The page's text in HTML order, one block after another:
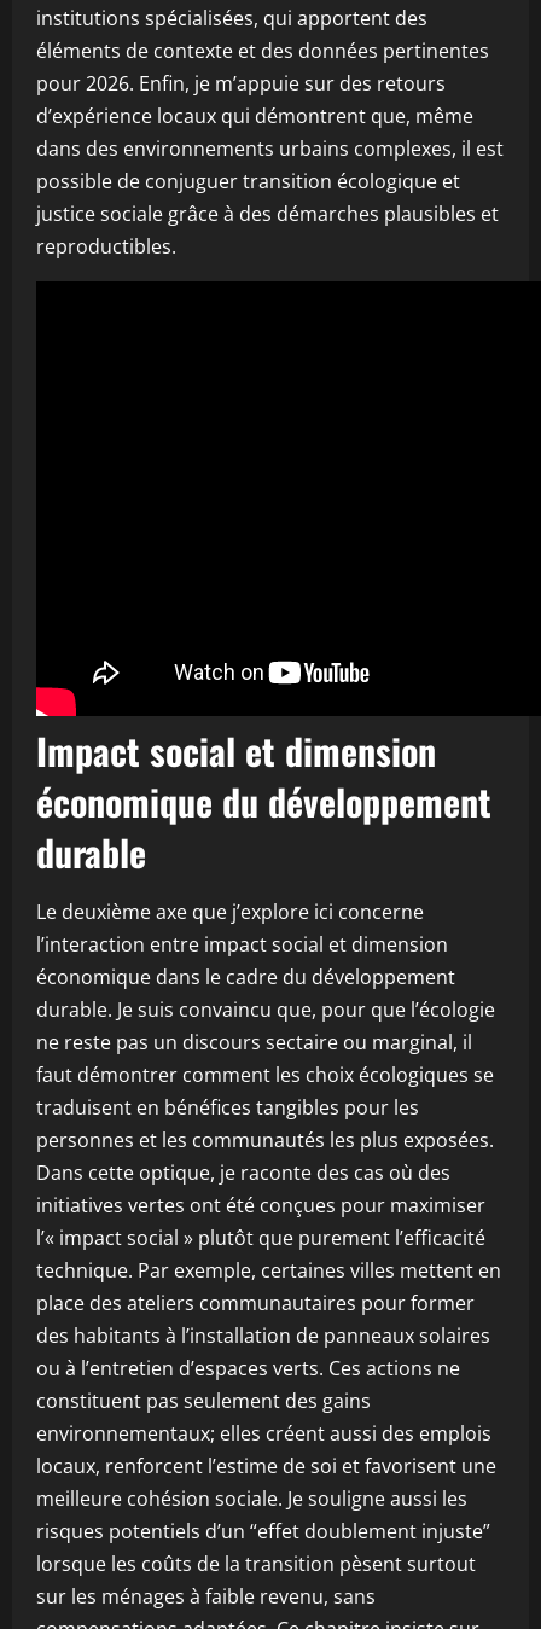
institutions spécialisées, qui apportent des
éléments de contexte et des données pertinentes
pour 2026. Enfin, je m’appuie sur des retours
d’expérience locaux qui démontrent que, même
dans des environnements urbains complexes, il est
possible de conjuguer transition écologique et
justice sociale grâce à des démarches plausibles et
reproductibles.
Impact social et dimension
économique du développement
durable
Le deuxième axe que j’explore ici concerne
l’interaction entre impact social et dimension
économique dans le cadre du développement
durable. Je suis convaincu que, pour que l’écologie
ne reste pas un discours sectaire ou marginal, il
faut démontrer comment les choix écologiques se
traduisent en bénéfices tangibles pour les
personnes et les communautés les plus exposées.
Dans cette optique, je raconte des cas où des
initiatives vertes ont été conçues pour maximiser
l’« impact social » plutôt que purement l’efficacité
technique. Par exemple, certaines villes mettent en
place des ateliers communautaires pour former
des habitants à l’installation de panneaux solaires
ou à l’entretien d’espaces verts. Ces actions ne
constituent pas seulement des gains
environnementaux; elles créent aussi des emplois
locaux, renforcent l’estime de soi et favorisent une
meilleure cohésion sociale. Je souligne aussi les
risques potentiels d’un “effet doublement injuste”
lorsque les coûts de la transition pèsent surtout
sur les ménages à faible revenu, sans